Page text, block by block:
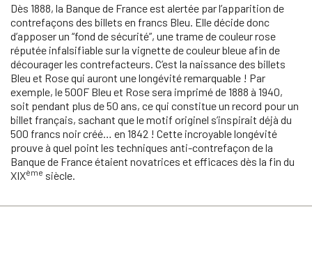
Dès 1888, la Banque de France est alertée par l’apparition de
contrefaçons des billets en francs Bleu. Elle décide donc
d’apposer un “fond de sécurité”, une trame de couleur rose
réputée infalsifiable sur la vignette de couleur bleue afin de
décourager les contrefacteurs. C’est la naissance des billets
Bleu et Rose qui auront une longévité remarquable ! Par
exemple, le 500F Bleu et Rose sera imprimé de 1888 à 1940,
soit pendant plus de 50 ans, ce qui constitue un record pour un
billet français, sachant que le motif originel s’inspirait déjà du
500 francs noir créé… en 1842 ! Cette incroyable longévité
prouve à quel point les techniques anti-contrefaçon de la
Banque de France étaient novatrices et efficaces dès la fin du
XIXème siècle.